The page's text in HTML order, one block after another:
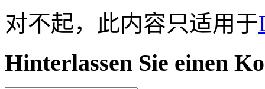
对不起，此内容只适用于
Hinterlassen Sie einen